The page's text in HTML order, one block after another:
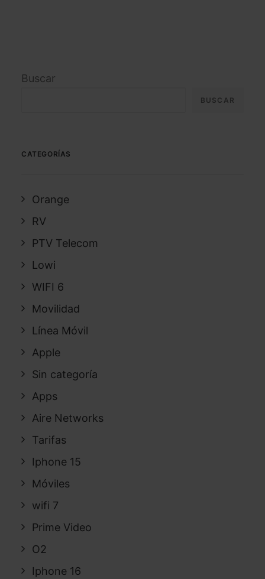
Buscar
BUSCAR
CATEGORÍAS
Orange
RV
PTV Telecom
Lowi
WIFI 6
Movilidad
Línea Móvil
Apple
Sin categoría
Apps
Aire Networks
Tarifas
Iphone 15
Móviles
wifi 7
Prime Video
O2
Iphone 16